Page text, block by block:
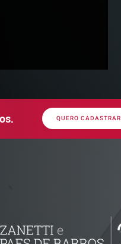
anterior?
QUERO CADASTRAR